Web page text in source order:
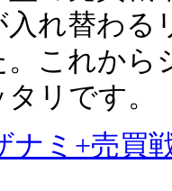
ムトレード
相性のよい
戦略4つの
ら値動きが
コツコツ型